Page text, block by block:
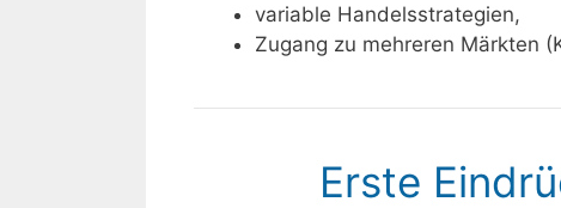
variable Handelsstrategien,
Zugang zu mehreren Märkten
Erste